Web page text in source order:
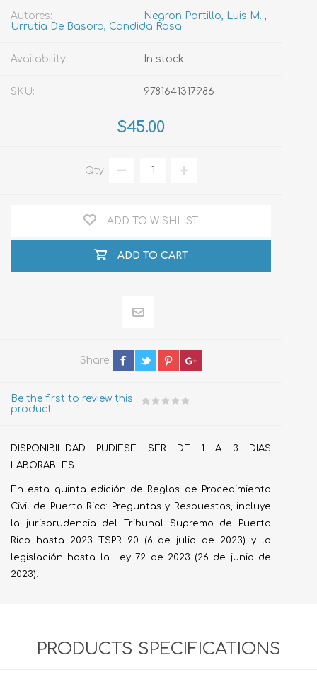
Autores: Negron Portillo, Luis M. ,
Urrutia De Basora, Candida Rosa
Availability: In stock
SKU: 9781641317986
$45.00
Qty:
ADD TO WISHLIST
ADD TO CART
Share
Be the first to review this
product
DISPONIBILIDAD PUDIESE SER DE 1 A 3 DIAS
LABORABLES.
En esta quinta edición de Reglas de Procedimiento
Civil de Puerto Rico: Preguntas y Respuestas, incluye
la jurisprudencia del Tribunal Supremo de Puerto
Rico hasta 2023 TSPR 90 (6 de julio de 2023) y la
legislación hasta la Ley 72 de 2023 (26 de junio de
2023).
PRODUCTS SPECIFICATIONS